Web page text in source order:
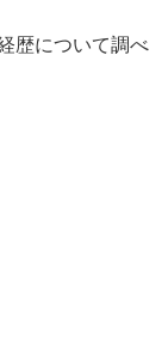
歴について調べ